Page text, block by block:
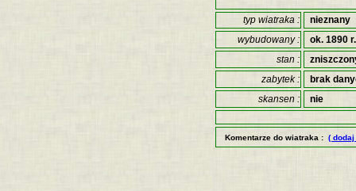
typ wiatraka :
nieznany
wybudowany :
ok. 1890 r.
stan :
zabytek :
brak
skansen :
nie
Komentarze do wiatraka : (